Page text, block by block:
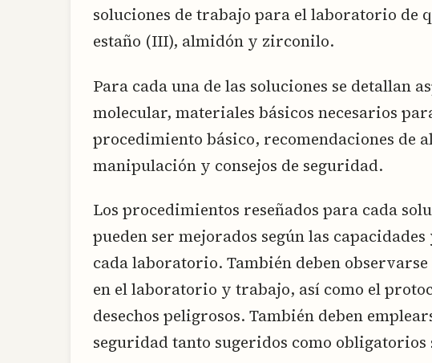
soluciones de trabajo para el laboratorio de
estaño (III), almidón y zirconilo.
Para cada una de las soluciones se detallan
molecular, materiales básicos necesarios
procedimiento básico, recomendaciones de
manipulación y consejos de seguridad.
Los procedimientos reseñados para cada
pueden ser mejorados según las
cada laboratorio. También deben
en el laboratorio y trabajo, así como el
desechos peligrosos. También deben
seguridad tanto sugeridos como obligatorios